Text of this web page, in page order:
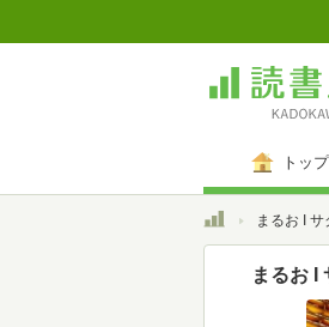
トップ
トップまるお I
まるお I